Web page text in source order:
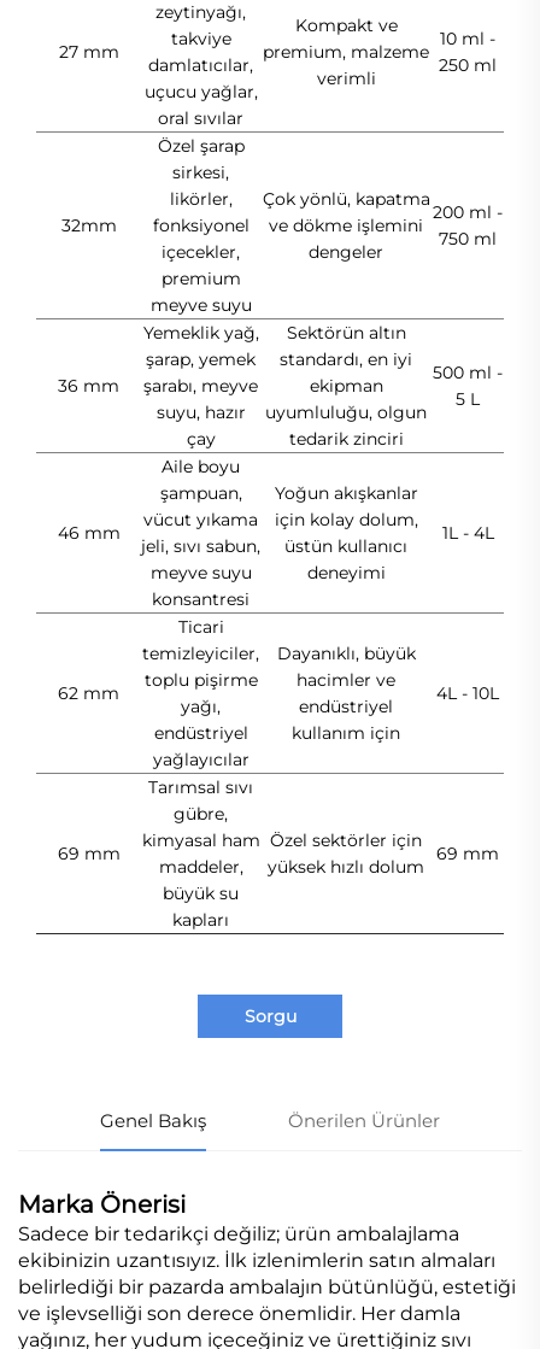
27 mm
zeytinyağı,
takviye
damlatıcılar,
uçucu yağlar,
oral sıvılar
Kompakt ve
premium, malzeme
verimli
10 ml -
250 ml
32mm
Özel şarap
sirkesi,
likörler,
fonksiyonel
içecekler,
premium
meyve suyu
Çok yönlü, kapatma
ve dökme işlemini
dengeler
200 ml -
750 ml
36 mm
Yemeklik yağ,
şarap, yemek
şarabı, meyve
suyu, hazır
çay
Sektörün altın
standardı, en iyi
ekipman
uyumluluğu, olgun
tedarik zinciri
500 ml -
5 L
46 mm
Aile boyu
şampuan,
vücut yıkama
jeli, sıvı sabun,
meyve suyu
konsantresi
Yoğun akışkanlar
için kolay dolum,
üstün kullanıcı
deneyimi
1L - 4L
62 mm
Ticari
temizleyiciler,
toplu pişirme
yağı,
endüstriyel
yağlayıcılar
Dayanıklı, büyük
hacimler ve
endüstriyel
kullanım için
4L - 10L
69 mm
Tarımsal sıvı
gübre,
kimyasal ham
maddeler,
büyük su
kapları
Özel sektörler için
yüksek hızlı dolum
69 mm
Sorgu
Genel Bakış Önerilen Ürünler
Marka Önerisi
Sadece bir tedarikçi değiliz; ürün ambalajlama
ekibinizin uzantısıyız. İlk izlenimlerin satın almaları
belirlediği bir pazarda ambalajın bütünlüğü, estetiği
ve işlevselliği son derece önemlidir. Her damla
yağınız, her yudum içeceğiniz ve ürettiğiniz sıvı